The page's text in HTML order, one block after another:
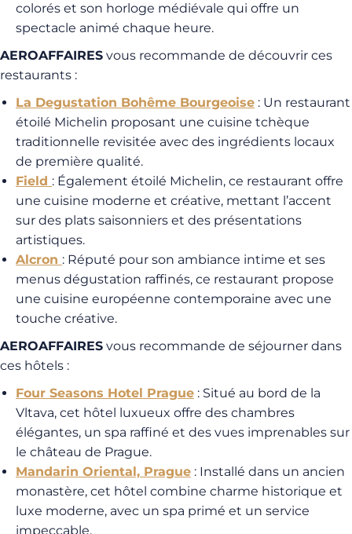
colorés et son horloge médiévale qui offre un
spectacle animé chaque heure.
AEROAFFAIRES vous recommande de découvrir ces
restaurants :
La Degustation Bohême Bourgeoise : Un restaurant
étoilé Michelin proposant une cuisine tchèque
traditionnelle revisitée avec des ingrédients locaux
de première qualité.
Field : Également étoilé Michelin, ce restaurant offre
une cuisine moderne et créative, mettant l’accent
sur des plats saisonniers et des présentations
artistiques.
Alcron : Réputé pour son ambiance intime et ses
menus dégustation raffinés, ce restaurant propose
une cuisine européenne contemporaine avec une
touche créative.
AEROAFFAIRES vous recommande de séjourner dans
ces hôtels :
Four Seasons Hotel Prague : Situé au bord de la
Vltava, cet hôtel luxueux offre des chambres
élégantes, un spa raffiné et des vues imprenables sur
le château de Prague.
Mandarin Oriental, Prague : Installé dans un ancien
monastère, cet hôtel combine charme historique et
luxe moderne, avec un spa primé et un service
impeccable.